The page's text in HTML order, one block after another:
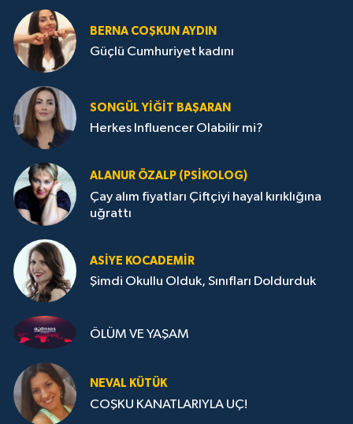
BERNA COŞKUN AYDIN
Güçlü Cumhuriyet kadını
SONGÜL YIĞIT BAŞARAN
Herkes Influencer Olabilir mi?
ALANUR ÖZALP (PSIKOLOG)
Çay alım fiyatları Çiftçiyi hayal kırıklığına
uğrattı
ASIYE KOCADEMİR
Şimdi Okullu Olduk, Sınıfları Doldurduk
ÖLÜM VE YAŞAM
NEVAL KÜTÜK
COŞKU KANATLARIYLA UÇ!